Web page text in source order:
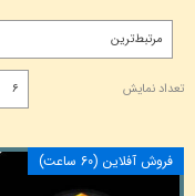
مرتبط‌ترین
تعداد نمایش ۶
فروش آفلاين (60 ساعت)